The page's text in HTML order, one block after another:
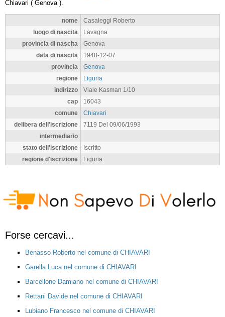
Chiavari ( Genova).
nome
Casaleggi Roberto
luogo di nascita
Lavagna
provincia di nascita
Genova
data di nascita
1948-12-07
provincia
Genova
regione
Liguria
indirizzo
Viale Kasman 1/10
cap
16043
comune
Chiavari
delibera dell'iscrizione
7119 Del 09/06/1993
intermediario
stato dell'iscrizione
Iscritto
regione d'iscrizione
Liguria
Forse cercavi...
Benasso Roberto nel comune di CHIAVARI
Garella Luca nel comune di CHIAVARI
Barcellone Damiano nel comune di CHIAVARI
Rettani Davide nel comune di CHIAVARI
Lubiano Francesco nel comune di CHIAVARI